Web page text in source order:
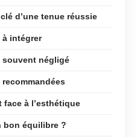
d’une tenue réussie
à intégrer
négligé
face à l’esthétique
bon équilibre ?